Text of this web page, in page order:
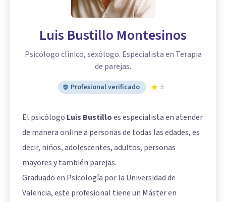
Luis Bustillo Montesinos
Psicólogo clínico, sexólogo. Especialista en Terapia
de parejas.
Profesional verificado 5
El psicólogo Luis Bustilloes especialista en atender
de manera online a personas de todas las edades, es
decir, niños, adolescentes, adultos, personas
mayores y también parejas.
Graduado en Psicología por la Universidad de
Valencia, este profesional tiene un Máster en